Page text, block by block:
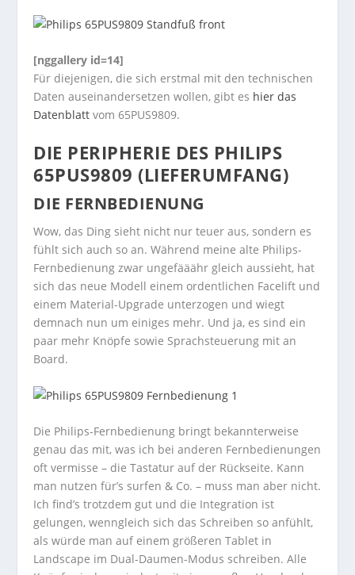
[nggallery id=14]
Für diejenigen, die sich erstmal mit den technischen
Daten auseinandersetzen wollen, gibt es hier das
Datenblatt vom 65PUS9809.
DIE PERIPHERIE DES PHILIPS
65PUS9809 (LIEFERUMFANG)
DIE FERNBEDIENUNG
Wow, das Ding sieht nicht nur teuer aus, sondern es
fühlt sich auch so an. Während meine alte Philips-
Fernbedienung zwar ungefääähr gleich aussieht, hat
sich das neue Modell einem ordentlichen Facelift und
einem Material-Upgrade unterzogen und wiegt
demnach nun um einiges mehr. Und ja, es sind ein
paar mehr Knöpfe sowie Sprachsteuerung mit an
Board.
Die Philips-Fernbedienung bringt bekannterweise
genau das mit, was ich bei anderen Fernbedienungen
oft vermisse – die Tastatur auf der Rückseite. Kann
man nutzen für’s surfen & Co. – muss man aber nicht.
Ich find’s trotzdem gut und die Integration ist
gelungen, wenngleich sich das Schreiben so anfühlt,
als würde man auf einem größeren Tablet in
Landscape im Dual-Daumen-Modus schreiben. Alle